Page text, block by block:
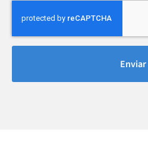
Enviar